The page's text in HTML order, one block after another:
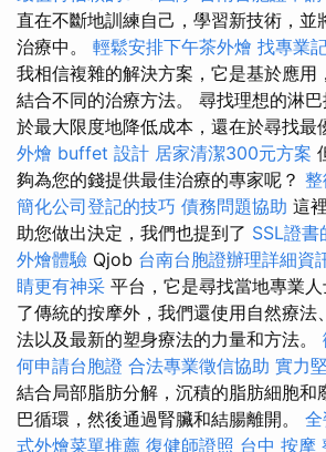
直在不斷地訓練自己，學習新技術，並
治療中。 輕鬆安排下午茶外燴 找專業
我相信複雜的解決方案，它是基於應用
結合不同的治療方法。 尋找理想的淋
於最大限度地降低成本，還在於尋找最
外燴 buffet 設計 居家清潔300元方案
夠為您的錢提供最佳治療的專家呢？
簡化公司登記的技巧 債務問題協助 這
助您做出決定，我們也提到了 SSL證書
外燴體驗 Qjob 台南台胞證辦理詳細資
睛更有神采 平台，它是尋找當地專業
了傳統的按摩外，我們還使用自然療法
法以及最新的塑身療法的力量和方法。
何申請台胞證 合法專業徵信協助 實力
結合局部脂肪分解，沉積的脂肪細胞和
巴循環，然後通過腎臟和結腸離開。
式外燴菜單推薦 復健師證照 台中 按摩